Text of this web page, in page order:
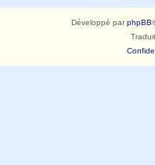
Développé parphpBB